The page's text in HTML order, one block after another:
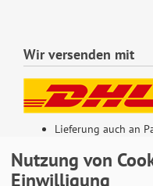
Wir versenden mit
Lieferung auch an
Nutzung von
Einwilligung